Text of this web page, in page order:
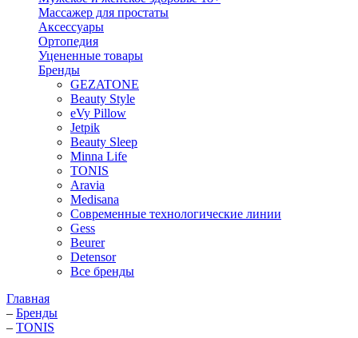
Массажер для простаты
Аксессуары
Ортопедия
Уцененные товары
Бренды
GEZATONE
Beauty Style
eVy Pillow
Jetpik
Beauty Sleep
Minna Life
TONIS
Aravia
Medisana
Современные технологические линии
Gess
Beurer
Detensor
Все бренды
Главная
– Бренды
– TONIS